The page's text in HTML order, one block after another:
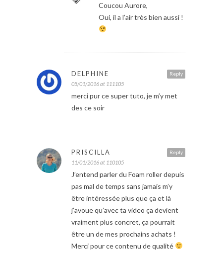
Coucou Aurore,
Oui, il a l’air très bien aussi !
Reply
DELPHINE
05/01/2016 at 111105
merci pur ce super tuto, je m’y met
des ce soir
Reply
PRISCILLA
11/01/2016 at 110105
J’entend parler du Foam roller depuis
pas mal de temps sans jamais m’y
être intéressée plus que ça et là
j’avoue qu’avec ta video ça devient
vraiment plus concret, ça pourrait
être un de mes prochains achats !
Merci pour ce contenu de qualité